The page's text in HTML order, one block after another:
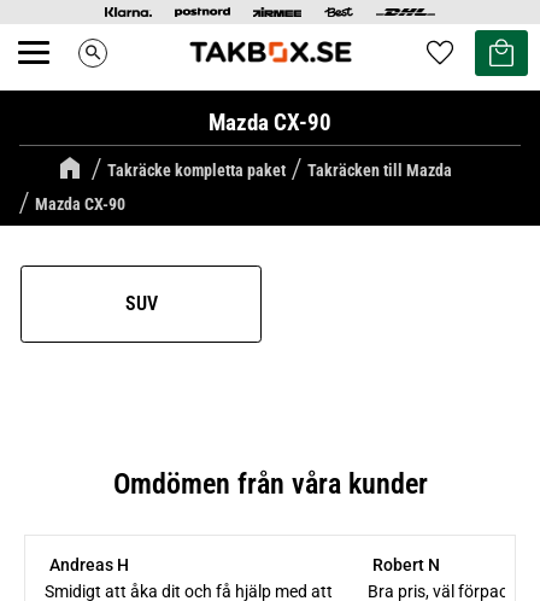
Meny search Favoriter
Kundvagn
Mazda CX-90
Takräcke kompletta paket
Takräcken till Mazda
Mazda CX-90
SUV